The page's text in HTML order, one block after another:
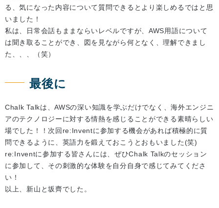
る、気になった内容について質問できるとより楽しめるではと思
いました！
私は、日常会話もままならいレベルですが、AWS用語について
は聞き取ることができ、図を見ながら何となく、理解できまし
た、、、（笑）
最後に
Chalk Talkは、AWSの深い知識を学ぶだけでなく、海外エンジニ
アのテクノロジーに対する情熱を感じることができる素晴らしい
場でした！！次回re:Inventに参加する機会があれば積極的に質
問できるように、英語力を鍛えておこうとおもいました(笑)
re:Inventに参加する皆さんには、ぜひChalk Talkのセッション
に参加して、その刺激的な体験を自分自身で感じてみてくださ
い！
以上、新山と坂齊でした。